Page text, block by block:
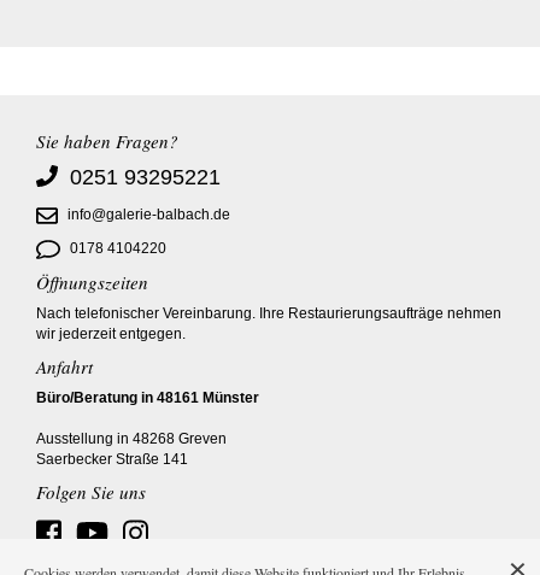
Sie haben Fragen?
0251 93295221
info@galerie-balbach.de
0178 4104220
Öffnungszeiten
Nach telefonischer Vereinbarung. Ihre Restaurierungsaufträge nehmen
wir jederzeit entgegen.
Anfahrt
Büro/Beratung in 48161 Münster
Ausstellung in 48268 Greven
Saerbecker Straße 141
Folgen Sie uns